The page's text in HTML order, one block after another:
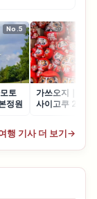
No.5
토
정원
가쓰오지｜오사
사이고쿠 23번
행 기사 더 보기 →